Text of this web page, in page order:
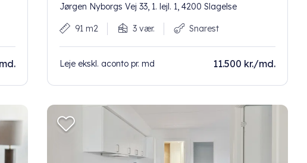
Jørgen Nyborgs Vej 33, 1. lejl. 1, 4200 Slagelse
91 m2 3 vær. Snarest
Leje ekskl. aconto pr. md 11.500 kr./md.